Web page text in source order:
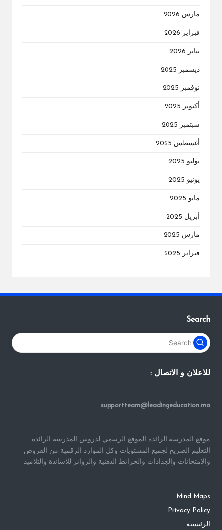
مارس 2026
فبراير 2026
يناير 2026
ديسمبر 2025
نوفمبر 2025
أكتوبر 2025
سبتمبر 2025
أغسطس 2025
يوليو 2025
يونيو 2025
مايو 2025
أبريل 2025
مارس 2025
فبراير 2025
Search
للاعلان و الاتصال :
supportteam@leadingeducation.ma
موقع المدرسة الرائدة الموقع الرسمي لدروس المدرسة الرائدة
التعليم الصريح لجميع المستويات وكل الموارد الرقمية من الفروض
والامتحانات والجذاذات والخرائط الذهنية والروائز للاساتذة والتلاميذ
Mind Maps
Privacy Policy
الرئيسية